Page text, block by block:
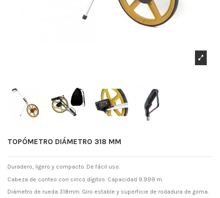
TOPÓMETRO DIÁMETRO 318 MM
Duradero, ligero y compacto. De fácil uso.
Cabeza de conteo con cinco dígitos. Capacidad 9.999 m.
Diámetro de rueda 318mm. Giro estable y superficie de rodadura de goma.